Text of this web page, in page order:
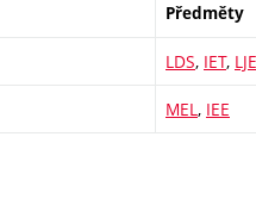
Předměty
LDS, IET, LJE
MEL , IEE